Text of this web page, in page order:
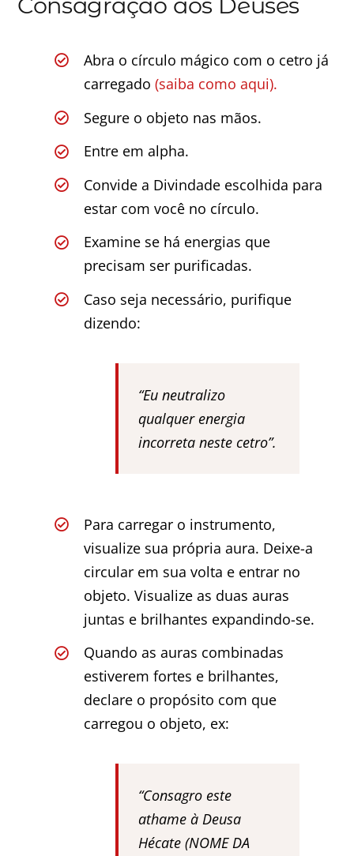
Abra o círculo mágico com o cetro já
carregado (saiba como aqui).
Segure o objeto nas mãos.
Entre em alpha.
Convide a Divindade escolhida para
estar com você no círculo.
Examine se há energias que
precisam ser purificadas.
Caso seja necessário, purifique
dizendo:
“Eu neutralizo
qualquer energia
incorreta neste cetro”.
Para carregar o instrumento,
visualize sua própria aura. Deixe-a
circular em sua volta e entrar no
objeto. Visualize as duas auras
juntas e brilhantes expandindo-se.
Quando as auras combinadas
estiverem fortes e brilhantes,
declare o propósito com que
carregou o objeto, ex:
“Consagro este
athame à Deusa
Hécate (NOME DA